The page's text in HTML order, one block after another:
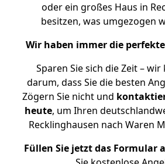
oder ein großes Haus in
besitzen, was umgezogen
Wir haben immer die
Sparen Sie sich die Zeit –
darum, dass Sie die besten
Zögern Sie nicht und
heute, um Ihren
Recklinghausen nach Waren
Füllen Sie jetzt das Formular